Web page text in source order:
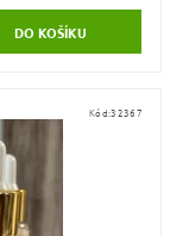
Kód:32367